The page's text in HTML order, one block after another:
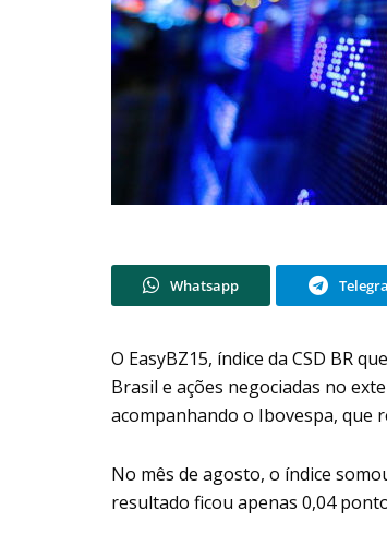
Whatsapp
O EasyBZ15, índice da CSD BR
Brasil e ações negociadas no
acompanhando o Ibovespa, que
No mês de agosto, o índice
resultado ficou apenas 0,04